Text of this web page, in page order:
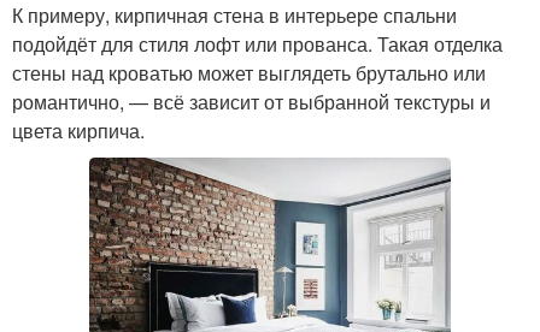
К примеру, кирпичная стена в интерьере спальни
подойдёт для стиля лофт или прованса. Такая отделка
стены над кроватью может выглядеть брутально или
романтично, — всё зависит от выбранной текстуры и
цвета кирпича.